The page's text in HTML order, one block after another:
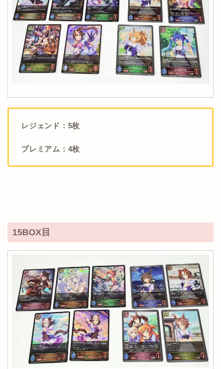
レジェンド：5枚
プレミアム：4枚
15BOX目